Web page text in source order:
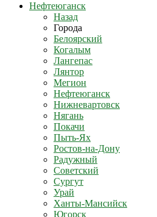
Нефтеюганск
Назад
Города
Белоярский
Когалым
Лангепас
Лянтор
Мегион
Нефтеюганск
Нижневартовск
Нягань
Покачи
Пыть-Ях
Рoстов-на-Дону
Радужный
Советский
Сургут
Урай
Ханты-Мансийск
Югорск